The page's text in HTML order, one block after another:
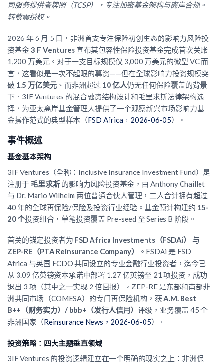
司服务提供者牌照（TCSP），专注加密基金架构与离岸合规。
转载需授权。
2026 年 6 月 5 日，非洲首支专注保险初创生态的影响力风险投
资基金3IF Ventures 宣布其包容性保险投资基金完成首次关账
1,200 万美元。对于一支目标规模仅 3,000 万美元的微型 VC 而
言，这看似是一次不起眼的募资——但在全球影响力投资规模突
破 1.5 万亿美元 、而非洲超过 10 亿人仍无任何保险覆盖的背景
下，3IF Ventures 的混合融资结构设计和毛里求斯法律架构选
择，为亚太离岸基金管理人提供了一个观察新兴市场影响力基
金操作范式的典型样本（FSD Africa，2026-06-05）。
事件概述
基金基本架构
3IF Ventures（全称：Inclusive Insurance Investment Fund）是
注册于 毛里求斯 的影响力风险投资基金，由 Anthony Chaillet
与 Dr. Mario Wilhelm 两位普通合伙人管理，二人合计拥有超过
40 年的全球再保险/保险及投资行业经验。基金预计构建约 15-
20 个投资组合，单笔投资覆盖 Pre-seed 至 Series B 阶段。
首关的锚定投资者为 FSD Africa Investments（FSDAi）
与
ZEP-RE（PTA Reinsurance Company）
。FSDAi 是 FSD
Africa 与英国 FCDO 共同设立的专业金融行业投资者，迄今已
从 3.09 亿英镑资本承诺中部署 1.27 亿英镑至 21 项投资，成功
退出 3 项（其中之一实现 2 倍回报）。ZEP-RE 是东部和南部非
洲共同市场（COMESA）的专门再保险机构，获 A.M. Best
B++（财务实力）/ bbb+（发行人信用） 评级，业务覆盖 45 个
非洲国家（Reinsurance News，2026-06-05）。
投资策略：四大主题垂直领域
3IF Ventures 的投资逻辑建立在一个明确的现实之上：非洲保